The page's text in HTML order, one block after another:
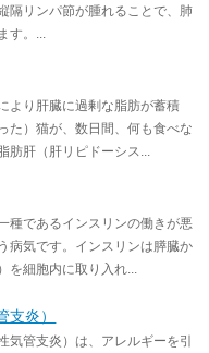
隔リンパ節が腫れることで、肺
す。...
より肝臓に過剰な脂肪が蓄積
た）猫が、数日間、何も食べな
肪肝（肝リピドーシス...
種であるインスリンの働きが悪
病気です。インスリンは膵臓か
を細胞内に取り入れ...
炎）
管支炎）は、アレルギーを引